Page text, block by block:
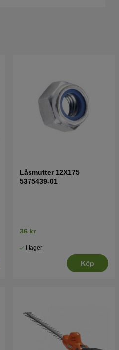
Låsmutter 12X175
5375439-01
36 kr
I lager
Köp